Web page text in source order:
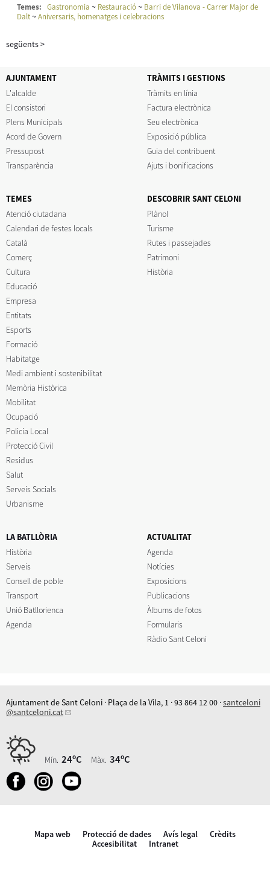
Temes: Gastronomia ~ Restauració~ Barri de Vilanova - Carrer Major de
Dalt~Aniversaris, homenatges i celebracions
següents>
AJUNTAMENT
L'alcalde
El consistori
Plens Municipals
Acord de Govern
Pressupost
Transparència
TRÀMITS I GESTIONS
Tràmits en línia
Factura electrònica
Seu electrònica
Exposició pública
Guia del contribuent
Ajuts i bonificacions
TEMES
Atenció ciutadana
Calendari de festes locals
Català
Comerç
Cultura
Educació
Empresa
Entitats
Esports
Formació
Habitatge
Medi ambient i sostenibilitat
Memòria Històrica
Mobilitat
Ocupació
Policia Local
Protecció Civil
Residus
Salut
Serveis Socials
Urbanisme
DESCOBRIR SANT CELONI
Plànol
Turisme
Rutes i passejades
Patrimoni
Història
LA BATLLÒRIA
Història
Serveis
Consell de poble
Transport
Unió Batllorienca
Agenda
ACTUALITAT
Agenda
Notícies
Exposicions
Publicacions
Àlbums de fotos
Formularis
Ràdio Sant Celoni
Ajuntament de Sant Celoni · Plaça de la Vila, 1 · 93 864 12 00 ·santceloni
@santceloni.cat
Mín. 24ºC Màx. 34ºC
Mapa web Protecció de dades Avís legal
Crèdits
Accesibilitat
Intranet